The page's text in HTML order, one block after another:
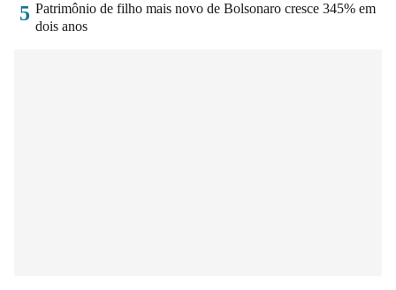
5 Patrimônio de filho mais novo de Bolsonaro cresce 345% em
dois anos